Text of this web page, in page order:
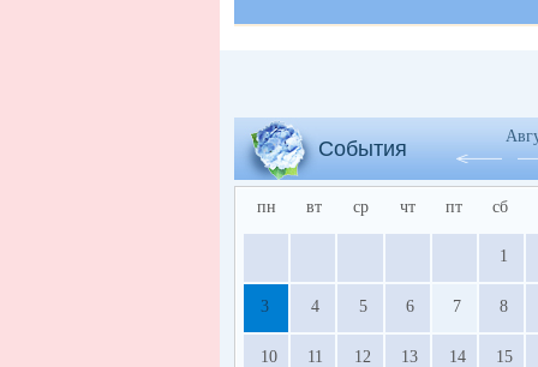
События
пн вт ср чт пт сб
1
3 4 5 6 7 8
10 11 12 13 14 15